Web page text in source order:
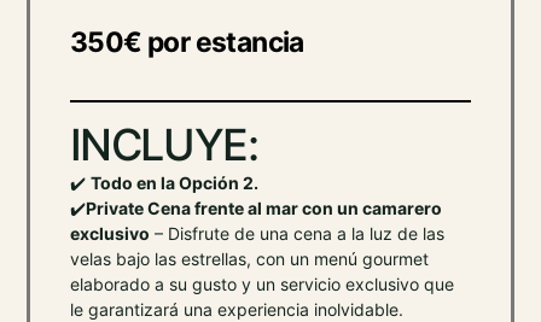
350€ por estancia
INCLUYE:
✔️ Todo en la Opción 2.
✔️Private Cena frente al mar con un camarero
exclusivo – Disfrute de una cena a la luz de las
velas bajo las estrellas, con un menú gourmet
elaborado a su gusto y un servicio exclusivo que
le garantizará una experiencia inolvidable.